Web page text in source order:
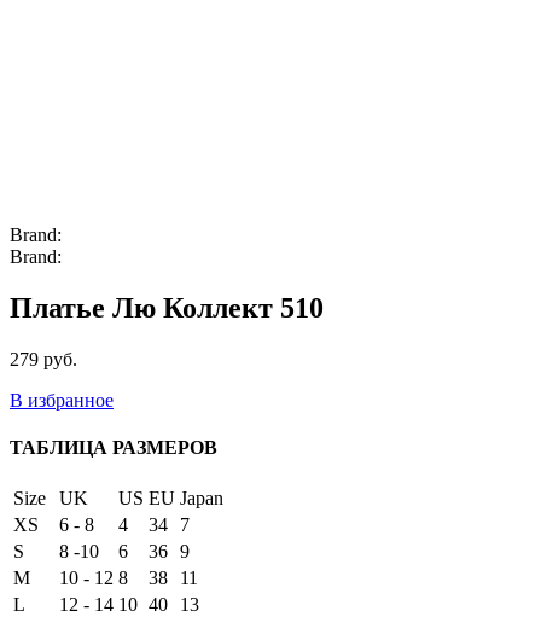
Brand:
Brand:
Платье Лю Коллект 510
279 руб.
В избранное
ТАБЛИЦА РАЗМЕРОВ
Size UK US EU Japan
XS
6 - 8 4 34
7
S
8 -10 6 36 9
M
10 - 12 8 38
11
L
12 - 14 10 40
13